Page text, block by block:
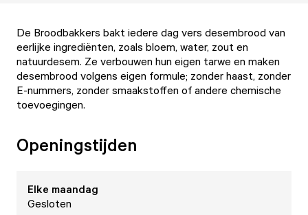
De Broodbakkers bakt iedere dag vers desembrood van
eerlijke ingrediënten, zoals bloem, water, zout en
natuurdesem. Ze verbouwen hun eigen tarwe en maken
desembrood volgens eigen formule; zonder haast, zonder
E-nummers, zonder smaakstoffen of andere chemische
toevoegingen.
Openingstijden
Elke maandag
Gesloten